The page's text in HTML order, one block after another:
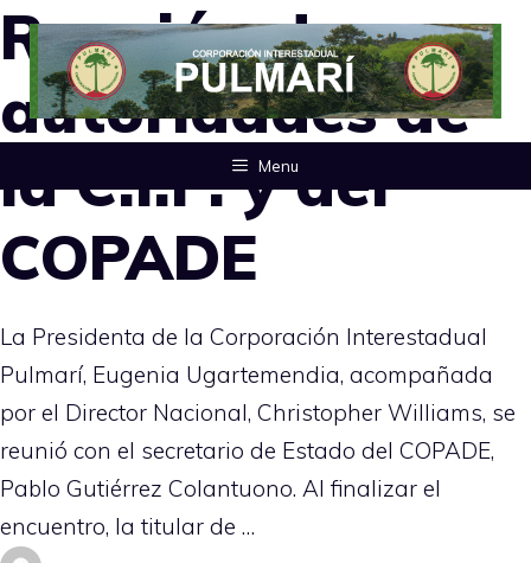
Saltar
al
contenido
Menu
Reunión de
autoridades de
la C.I.P. y del
COPADE
La Presidenta de la Corporación Interestadual
Pulmarí, Eugenia Ugartemendia, acompañada
por el Director Nacional, Christopher Williams, se
reunió con el secretario de Estado del COPADE,
Pablo Gutiérrez Colantuono. Al finalizar el
encuentro, la titular de …